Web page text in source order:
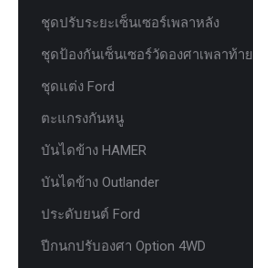
ชุดปรับระยะเซ็นเซอร์เพลาหลัง
ชุดป้องกันเซ็นเซอร์วัดองศาเพลาท้าย
ชุดแต่ง Ford
ตะแกรงกันหนู
บันไดข้าง HAMER
บันไดข้าง Outlander
ประดับยนต์ Ford
ปีกนกปรับองศา Option 4WD